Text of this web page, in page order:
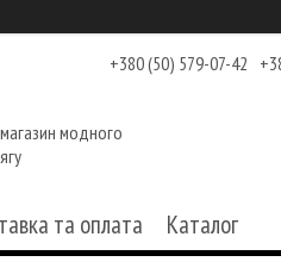
+380 (50) 579-07-42
модного
та оплата Каталог